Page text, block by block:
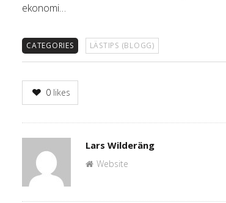
ekonomi…
CATEGORIES LÄSTIPS (BLOGG)
0 likes
Author
Lars Wilderäng
Website